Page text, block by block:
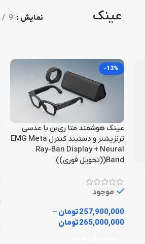
عینک نمایش 9
-13%
عینک هوشمند متا ری‌بن با عدسی
ترنزیشنز و دستبند کنترل EMG Meta
Ray-Ban Display + Neural
Band((تحویل فوری))
موجود
257,900,000تومان–
265,000,000تومان